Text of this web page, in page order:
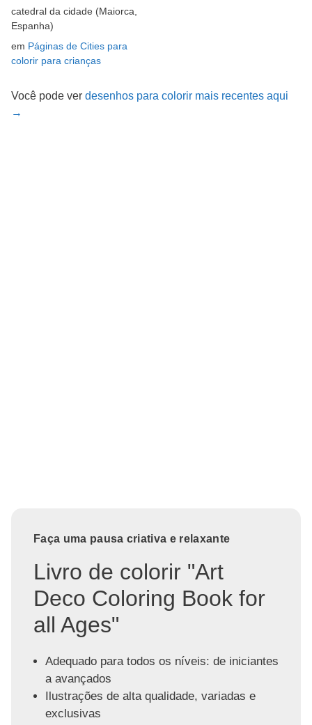
catedral da cidade (Maiorca,
Espanha)
em Páginas de Cities para
colorir para crianças
Você pode ver desenhos para colorir mais recentes aqui
→
Faça uma pausa criativa e relaxante
Livro de colorir "Art
Deco Coloring Book for
all Ages"
Adequado para todos os níveis: de iniciantes
a avançados
Ilustrações de alta qualidade, variadas e
exclusivas